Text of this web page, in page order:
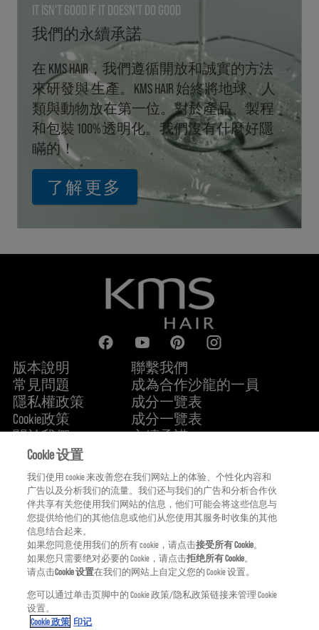
IT ISN'T GOOD IF IT DOESN'T DO GOOD
我們的永續承諾
在 KMS HAIR，我們遵循開放和誠實的方法
來研發與 生產。KMS HAIR 始終將地球、人
類與動物放在第一位。對於產品、製程
和包裝 100% 透明化。我們沒有什麼好隱
瞞的！
了解更多
版本說明
常見問題
隱私權政策
Cookie政策
關於我們
聯繫我們
成為合作沙龍的一員
成分一覽表
成分一覽表
永續承諾
FIND US
Cookie 设置
我们使用 cookie 来改善您在我们网站上的体验、个性化内容和
广告以及分析我们的流量。我们还与我们的广告和分析合作伙
伴共享有关您使用我们网站的信息，他们可能会将这些信息与
您提供给他们的其他信息或他们从您使用其服务时收集的其他
信息结合起来。
如果您同意使用我们的所有 cookie，请点击接受所有 Cookie。
如果您只需要绝对必要的 Cookie，请点击拒绝所有 Cookie。
请点击Cookie 设置在我们的网站上自定义您的 Cookie 设置。
您可以通过单击页脚中的 Cookie 政策/隐私政策链接来管理 Cookie
设置。
Cookie 政策 印记